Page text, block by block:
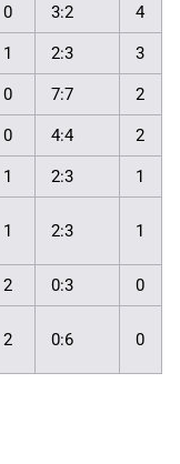
0 3:2 4
1 2:3 3
0 7:7 2
0 4:4 2
1 2:3 1
1 2:3 1
2 0:3 0
2 0:6 0